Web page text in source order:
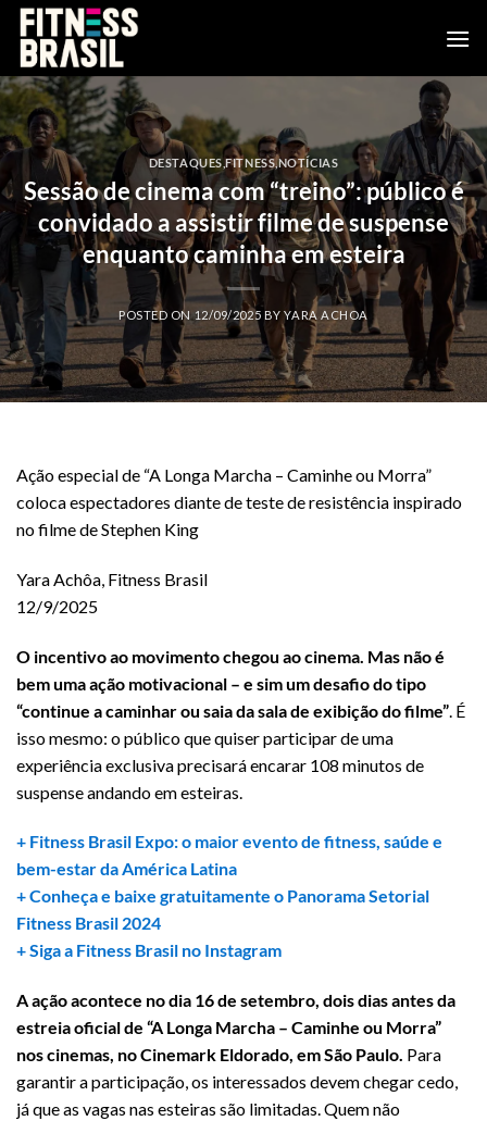
Skip
content
DESTAQUES ,FITNESS,NOTÍCIAS
Sessão de cinema com “treino”: público é
convidado a assistir filme de suspense
enquanto caminha em esteira
POSTED ON 12/09/2025 BYYARA ACHOA
Ação especial de “A Longa Marcha – Caminhe ou Morra”
coloca espectadores diante de teste de resistência inspirado
no filme de Stephen King
Yara Achôa, Fitness Brasil
12/9/2025
O incentivo ao movimento chegou ao cinema. Mas não é
bem uma ação motivacional – e sim um desafio do tipo
“continue a caminhar ou saia da sala de exibição do filme” . É
isso mesmo: o público que quiser participar de uma
experiência exclusiva precisará encarar 108 minutos de
suspense andando em esteiras.
+ Fitness Brasil Expo: o maior evento de fitness, saúde e
bem-estar da América Latina
+ Conheça e baixe gratuitamente o Panorama Setorial
Fitness Brasil 2024
+ Siga a Fitness Brasil no Instagram
A ação acontece no dia 16 de setembro, dois dias antes da
estreia oficial de “A Longa Marcha – Caminhe ou Morra”
nos cinemas, no Cinemark Eldorado, em São Paulo. Para
garantir a participação, os interessados devem chegar cedo,
já que as vagas nas esteiras são limitadas. Quem não